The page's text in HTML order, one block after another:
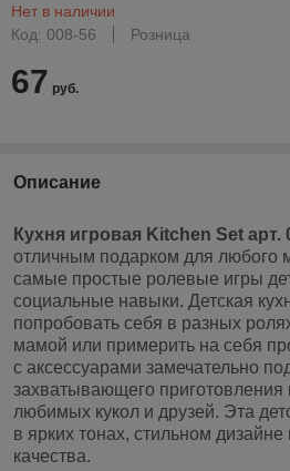
Нет в наличии
Код: 008-56
Розница
67 руб.
Описание
Кухня игровая Kitchen Set арт.
отличным подарком для любого
самые простые ролевые игры
социальные навыки. Детская
попробовать себя в разных
мамой или примерить на себя
с аксессуарами замечательно
захватывающего
любимых кукол и друзей. Эта
в ярких тонах, стильном
качества.